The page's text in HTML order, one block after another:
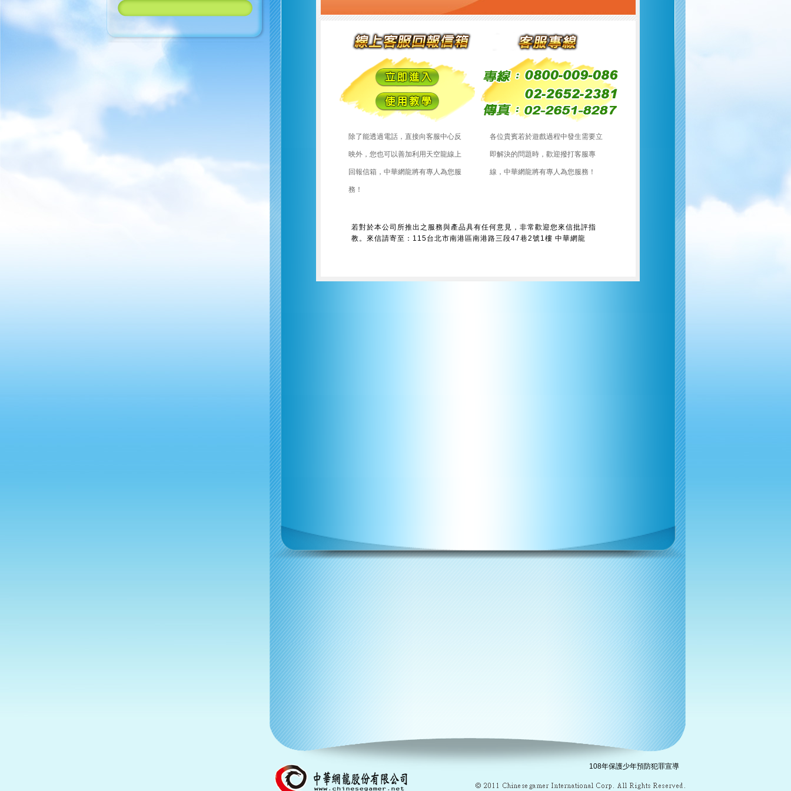
除了能透過電話，直接向客服中心反
映外，您也可以善加利用天空龍線上
回報信箱，中華網龍將有專人為您服
務！
各位貴賓若於遊戲過程中發生需要立
即解決的問題時，歡迎撥打客服專
線，中華網龍將有專人為您服務！
若對於本公司所推出之服務與產品具有任何意見，非常歡迎您來信批評指
教。來信請寄至：115台北市南港區南港路三段47巷2號1樓 中華網龍
108年保護少年預防犯罪宣導